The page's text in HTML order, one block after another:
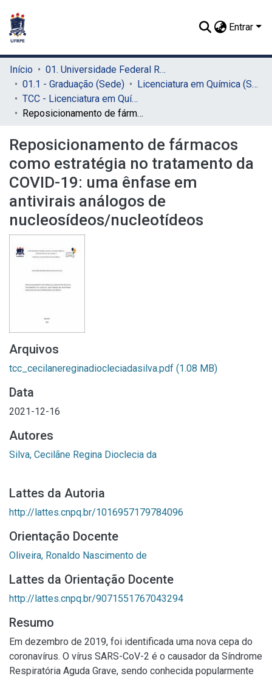
Entrar
Início
01. Universidade Federal Rural de Pernambuco - UFRPE (Sede)
01.1 - Graduação (Sede)
Licenciatura em Química (Sede)
TCC - Licenciatura em Química (Sede)
Reposicionamento de fármacos como estratégia no tratamento da COVID-19: uma ênfase em antivirais análogos de nucleosídeos/nucleotídeos
Reposicionamento de fármacos
como estratégia no tratamento da
COVID-19: uma ênfase em
antivirais análogos de
nucleosídeos/nucleotídeos
Arquivos
tcc_cecilanereginadiocleciadasilva.pdf (1.08 MB)
Data
2021-12-16
Autores
Silva, Cecilãne Regina Dioclecia da
Lattes da Autoria
http://lattes.cnpq.br/1016957179784096
Orientação Docente
Oliveira, Ronaldo Nascimento de
Lattes da Orientação Docente
http://lattes.cnpq.br/9071551767043294
Resumo
Em dezembro de 2019, foi identificada uma nova cepa do
coronavírus. O vírus SARS-CoV-2 é o causador da Síndrome
Respiratória Aguda Grave, sendo conhecida popularmente